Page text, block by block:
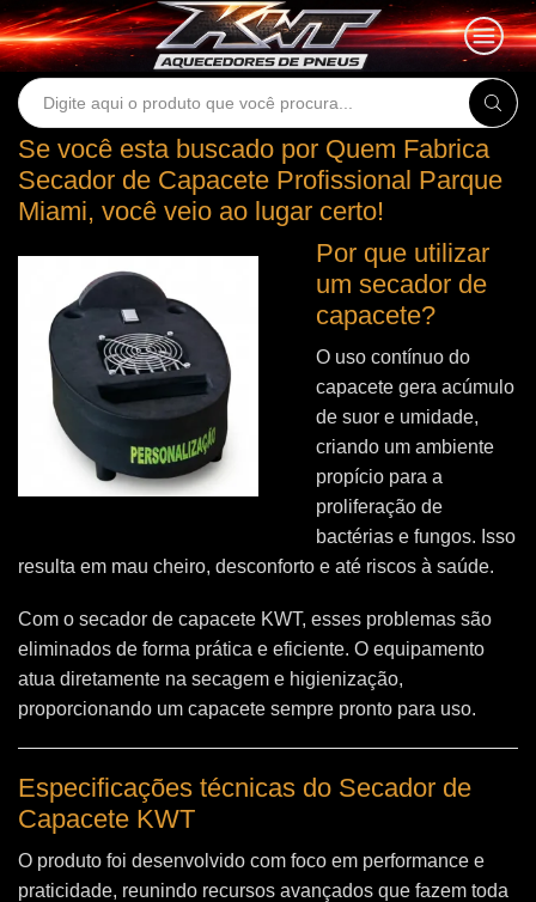
Search
Se você esta buscado por Quem Fabrica
Secador de Capacete Profissional Parque
Miami, você veio ao lugar certo!
Por que utilizar
um secador de
capacete?
O uso contínuo do
capacete gera acúmulo
de suor e umidade,
criando um ambiente
propício para a
proliferação de
bactérias e fungos. Isso
resulta em mau cheiro, desconforto e até riscos à saúde.
Com o secador de capacete KWT, esses problemas são
eliminados de forma prática e eficiente. O equipamento
atua diretamente na secagem e higienização,
proporcionando um capacete sempre pronto para uso.
Especificações técnicas do Secador de
Capacete KWT
O produto foi desenvolvido com foco em performance e
praticidade, reunindo recursos avançados que fazem toda